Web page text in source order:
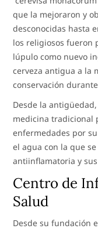
que la mejoraron y
desconocidas hasta
los religiosos fueron
lúpulo como nuevo
cerveza antigua a la
conservación
Desde la
medicina tradicional
enfermedades por
el agua con la que
antiinflamatoria y
Centro de
Salud
Desde su fundación